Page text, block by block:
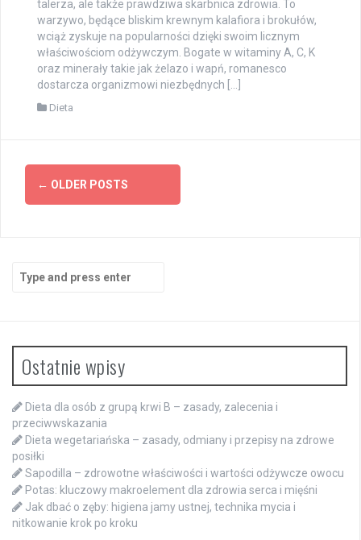
talerza, ale także prawdziwa skarbnica zdrowia. To
warzywo, będące bliskim krewnym kalafiora i brokułów,
wciąż zyskuje na popularności dzięki swoim licznym
właściwościom odżywczym. Bogate w witaminy A, C, K
oraz minerały takie jak żelazo i wapń, romanesco
dostarcza organizmowi niezbędnych […]
Dieta
Posts
navigation
← OLDER POSTS
for:
Ostatnie wpisy
Dieta dla osób z grupą krwi B – zasady, zalecenia i
przeciwwskazania
Dieta wegetariańska – zasady, odmiany i przepisy na zdrowe
posiłki
Sapodilla – zdrowotne właściwości i wartości odżywcze owocu
Potas: kluczowy makroelement dla zdrowia serca i mięśni
Jak dbać o zęby: higiena jamy ustnej, technika mycia i
nitkowanie krok po kroku